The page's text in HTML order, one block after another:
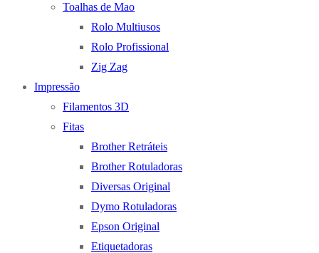
Toalhas de Mao
Rolo Multiusos
Rolo Profissional
Zig Zag
Impressão
Filamentos 3D
Fitas
Brother Retráteis
Brother Rotuladoras
Diversas Original
Dymo Rotuladoras
Epson Original
Etiquetadoras